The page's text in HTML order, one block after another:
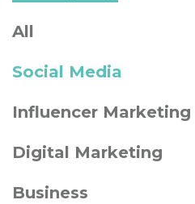
All
Social Media
Influencer Marketing
Digital Marketing
Business